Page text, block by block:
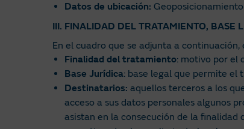
Datos de ubicación:
III. FINALIDAD DEL TRATAMIENTO, BASE
En el cuadro que se adjunta a
Finalidad del tratamiento: motivo por el
Base Jurídica: base legal que permite el
Destinatarios: aquellos terceros a los
acceso a sus datos personales algunos
asistan en la consecución de la